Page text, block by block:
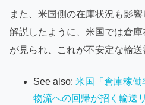
また、米国側の在庫状況も影
解説したように、米国では倉
が見られ、これが不安定な輸送
See also: 米国「倉庫稼働
物流への回帰が招く輸送